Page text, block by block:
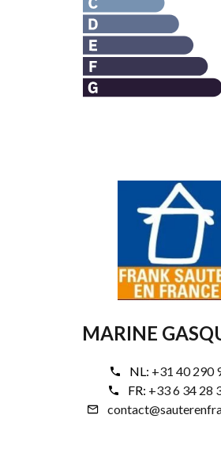
MARINE
NL: +31 40 290
FR: +33 6 34 28